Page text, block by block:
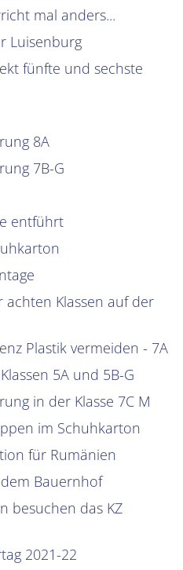
mal anders...
Luisenburg
fünfte und sechste
8A
7B-G
entführt
achten Klassen auf der
Plastik vermeiden - 7A
5A und 5B-G
in der Klasse 7C M
im Schuhkarton
für Rumänien
Bauernhof
besuchen das KZ
2021-22